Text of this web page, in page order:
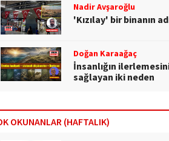
Nadir Avşaroğlu
'Kızılay' bir binanın
Doğan Karaağaç
İnsanlığın
sağlayan iki neden
OKUNANLAR (HAFTALIK)